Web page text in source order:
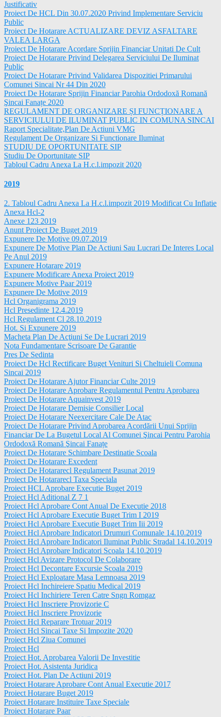
Justificativ
Proiect De HCL Din 30.07.2020 Privind Implementare Serviciu
Public
Proiect De Hotarare ACTUALIZARE DEVIZ ASFALTARE
VALEA LARGA
Proiect De Hotarare Acordare Sprijin Financiar Unitati De Cult
Proiect De Hotarare Privind Delegarea Serviciului De Iluminat
Public
Proiect De Hotarare Privind Validarea Dispozitiei Primarului
Comunei Sincai Nr 44 Din 2020
Proiect De Hotarare Sprijin Financiar Parohia Ordodoxă Romană
Şincai Fanațe 2020
REGULAMENT DE ORGANIZARE ȘI FUNCȚIONARE A
SERVICIULUI DE ILUMINAT PUBLIC IN COMUNA SINCAI
Raport Specialitate,Plan De Actiuni VMG
Regulament De Organizare Si Functionare Iluminat
STUDIU DE OPORTUNITATE SIP
Studiu De Oportunitate SIP
Tabloul Cadru Anexa La H.c.l.impozit 2020
2019
2. Tabloul Cadru Anexa La H.c.l.impozit 2019 Modificat Cu Inflatie
Anexa Hcl-2
Anexe 123 2019
Anunt Proiect De Buget 2019
Expunere De Motive 09.07.2019
Expunere De Motive Plan De Actiuni Sau Lucrari De Interes Local
Pe Anul 2019
Expunere Hotarare 2019
Expunere Modificare Anexa Proiect 2019
Expunere Motive Paar 2019
Expunere De Motive 2019
Hcl Organigrama 2019
Hcl Presedinte 12.4.2019
Hcl Regulament Cl 28.10.2019
Hot. Si Expunere 2019
Macheta Plan De Acţiuni Se De Lucrari 2019
Nota Fundamentare Scrisoare De Garantie
Pres De Sedinta
Proiect De Hcl Rectificare Buget Venituri Si Cheltuieli Comuna
Sincai 2019
Proiect De Hotarare Ajutor Financiar Culte 2019
Proiect De Hotarare Aprobare Regulamentul Pentru Aprobarea
Proiect De Hotarare Aquainvest 2019
Proiect De Hotarare Demisie Consilier Local
Proiect De Hotarare Neexercitare Cale De Atac
Proiect De Hotarare Privind Aprobarea Acordării Unui Sprijin
Financiar De La Bugetul Local Al Comunei Şincai Pentru Parohia
Ordodoxă Romană Şincai Fanațe
Proiect De Hotarare Schimbare Destinatie Scoala
Proiect De Hotarare Excedent
Proiect De Hotararecl Regulament Pasunat 2019
Proiect De Hotararecl Taxa Speciala
Proiect HCL Aprobare Executie Buget 2019
Proiect Hcl Aditional Z 7 1
Proiect Hcl Aprobare Cont Anual De Executie 2018
Proiect Hcl Aprobare Executie Buget Trim I 2019
Proiect Hcl Aprobare Executie Buget Trim Iii 2019
Proiect Hcl Aprobare Indicatori Drumuri Comunale 14.10.2019
Proiect Hcl Aprobare Indicatori Iluminat Public Stradal 14.10.2019
Proiect Hcl Aprobare Indicatori Scoala 14.10.2019
Proiect Hcl Avizare Protocol De Colaborare
Proiect Hcl Decontare Excursie Scoala 2019
Proiect Hcl Exploatare Masa Lemnoasa 2019
Proiect Hcl Inchireiere Spatiu Medical 2019
Proiect Hcl Inchiriere Teren Catre Sngn Romgaz
Proiect Hcl Inscriere Provizorie C
Proiect Hcl Inscriere Provizorie
Proiect Hcl Reparare Trotuar 2019
Proiect Hcl Sincai Taxe Si Impozite 2020
Proiect Hcl Ziua Comunei
Proiect Hcl
Proiect Hot. Aprobarea Valorii De Investitie
Proiect Hot. Asistenta Juridica
Proiect Hot. Plan De Actiuni 2019
Proiect Hotarare Aprobare Cont Anual Executie 2017
Proiect Hotarare Buget 2019
Proiect Hotarare Instituire Taxe Speciale
Proiect Hotarare Paar